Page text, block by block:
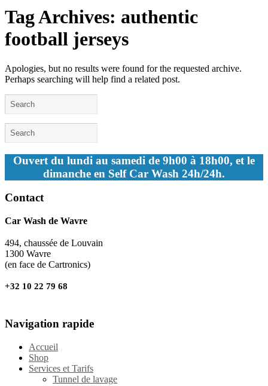
Tag Archives: authentic
football jerseys
Apologies, but no results were found for the requested archive.
Perhaps searching will help find a related post.
Ouvert du lundi au samedi de 9h00 à 18h00, et le
dimanche en Self Car Wash 24h/24h.
Contact
Car Wash de Wavre
494, chaussée de Louvain
1300 Wavre
(en face de Cartronics)
+32 10 22 79 68
Navigation rapide
Accueil
Shop
Services et Tarifs
Tunnel de lavage